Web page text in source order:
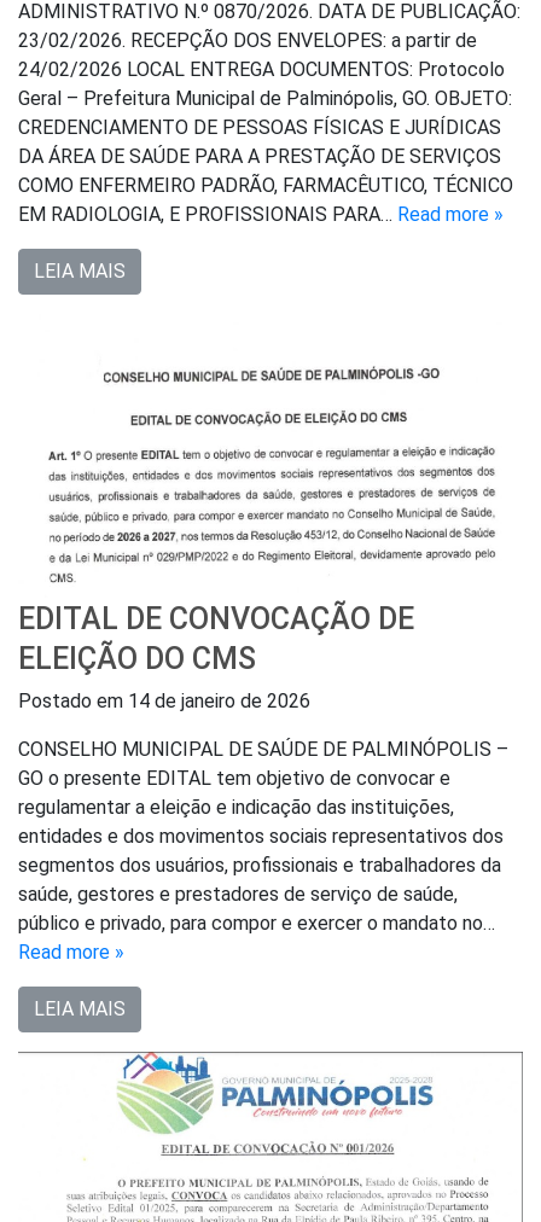
ADMINISTRATIVO N.º 0870/2026. DATA DE PUBLICAÇÃO:
23/02/2026. RECEPÇÃO DOS ENVELOPES: a partir de
24/02/2026 LOCAL ENTREGA DOCUMENTOS: Protocolo
Geral – Prefeitura Municipal de Palminópolis, GO. OBJETO:
CREDENCIAMENTO DE PESSOAS FÍSICAS E JURÍDICAS
DA ÁREA DE SAÚDE PARA A PRESTAÇÃO DE SERVIÇOS
COMO ENFERMEIRO PADRÃO, FARMACÊUTICO, TÉCNICO
EM RADIOLOGIA, E PROFISSIONAIS PARA… Read more »
LEIA MAIS
EDITAL DE CONVOCAÇÃO DE
ELEIÇÃO DO CMS
Postado em 14 de janeiro de 2026
CONSELHO MUNICIPAL DE SAÚDE DE PALMINÓPOLIS –
GO o presente EDITAL tem objetivo de convocar e
regulamentar a eleição e indicação das instituições,
entidades e dos movimentos sociais representativos dos
segmentos dos usuários, profissionais e trabalhadores da
saúde, gestores e prestadores de serviço de saúde,
público e privado, para compor e exercer o mandato no…
Read more »
LEIA MAIS